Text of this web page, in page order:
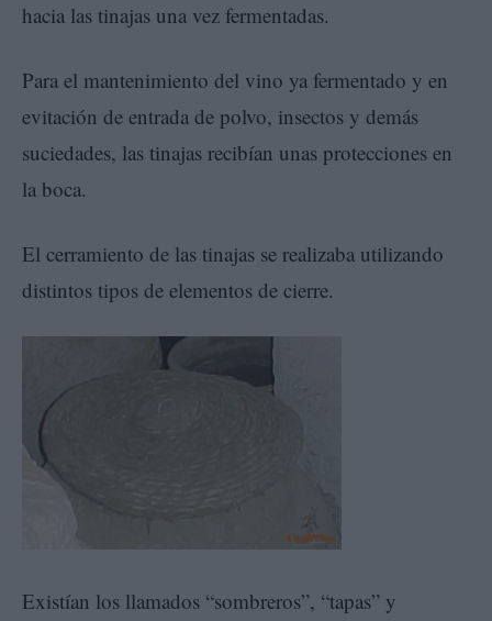
hacia las tinajas una vez fermentadas.
Para el mantenimiento del vino ya fermentado y en
evitación de entrada de polvo, insectos y demás
suciedades, las tinajas recibían unas protecciones en
la boca.
El cerramiento de las tinajas se realizaba utilizando
distintos tipos de elementos de cierre.
Existían los llamados “sombreros”, “tapas” y